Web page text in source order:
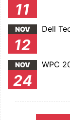
11
NOV
12
Dell
NOV
24
WPC